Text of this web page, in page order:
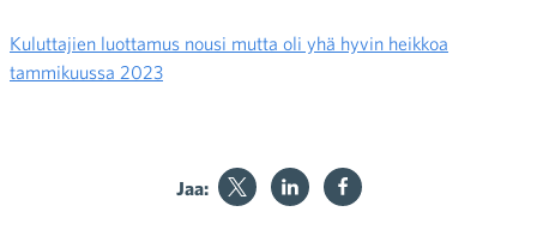
Kuluttajien luottamus nousi mutta oli yhä hyvin heikkoa
tammikuussa 2023
Jaa: